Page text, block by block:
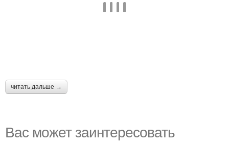
читать дальше →
Вас может заинтересовать